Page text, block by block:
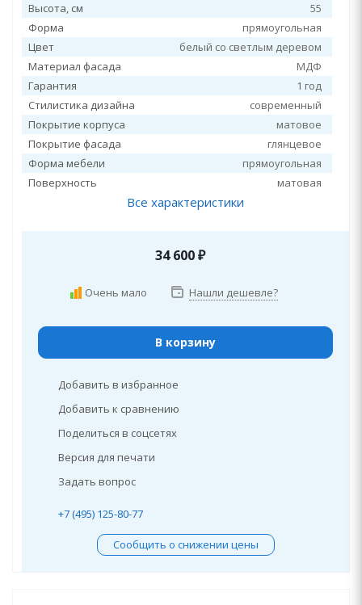
Высота, см
55
Форма
прямоугольная
Цвет
белый со светлым деревом
Материал фасада
МДФ
Гарантия
1 год
Стилистика дизайна
современный
Покрытие корпуса
матовое
Покрытие фасада
глянцевое
Форма мебели
прямоугольная
Поверхность
матовая
Все характеристики
34 600₽
Очень мало Нашли дешевле?
В корзину
Добавить в избранное
Добавить к сравнению
Поделиться в соцсетях
Версия для печати
Задать вопрос
+7 (495) 125-80-77
Сообщить о снижении цены